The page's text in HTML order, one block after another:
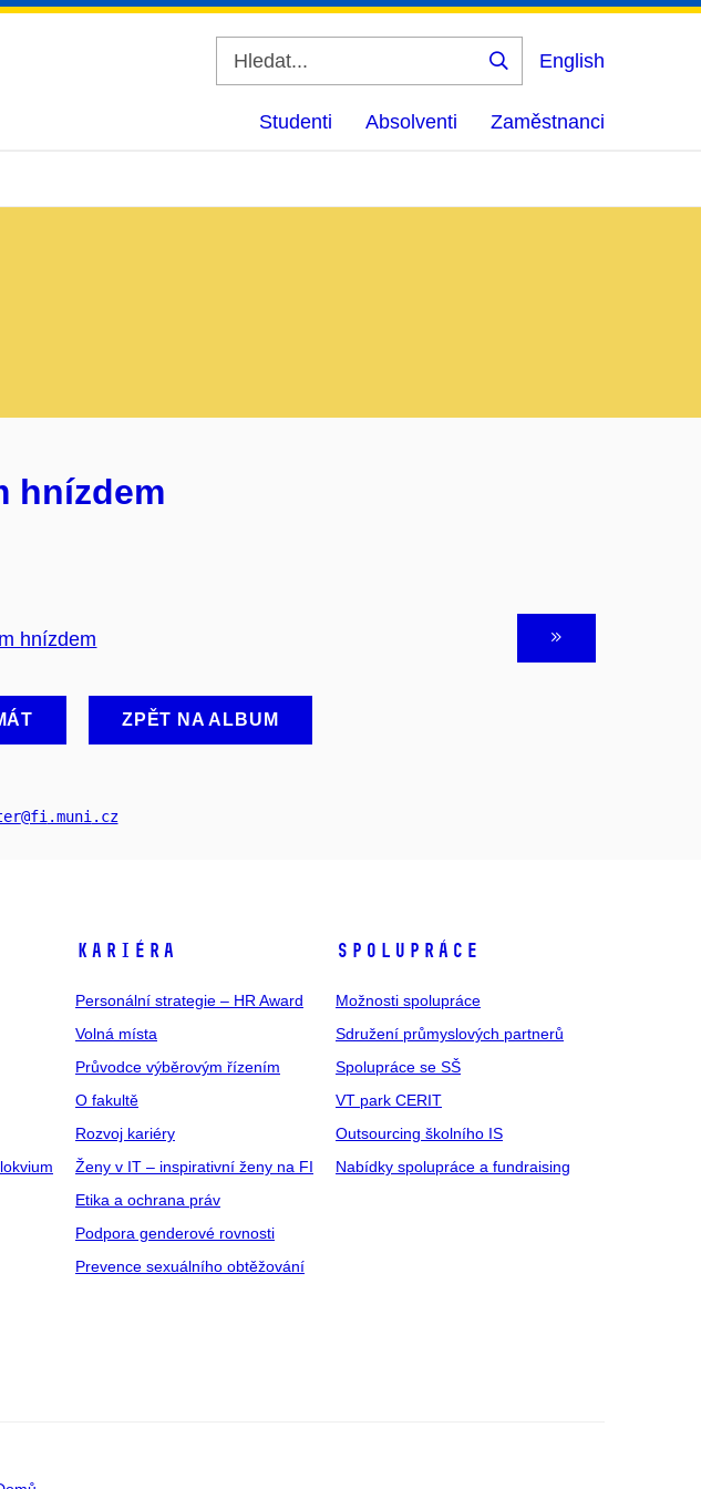
Vyhledat
English
Studenti Absolventi Zaměstnanci
hnízdem
ZPĚT NA ALBUM
@fi .muni .cz
KARIÉRA
Personální strategie – HR Award
Volná místa
Průvodce výběrovým řízením
O fakultě
Rozvoj kariéry
Ženy v IT – inspirativní ženy na FI
Etika a ochrana práv
Podpora genderové rovnosti
Prevence sexuálního obtěžování
SPOLUPRÁCE
Možnosti spolupráce
Sdružení průmyslových partnerů
Spolupráce se SŠ
VT park CERIT
Outsourcing školního IS
Nabídky spolupráce a fundraising